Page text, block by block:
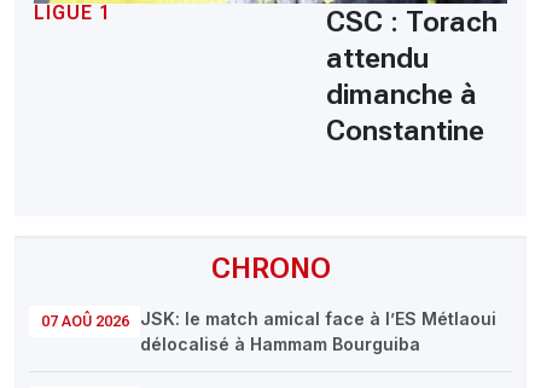
CHRONO
07 AOÛ 2026
JSK: le match amical face à l’ES Métlaoui
délocalisé à Hammam Bourguiba
LIGUE 1
CSC : Torach
attendu
dimanche à
Constantine